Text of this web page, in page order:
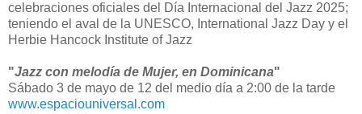
celebraciones oficiales del Día Internacional del Jazz 2025;
teniendo el aval de la UNESCO, International Jazz Day y el
Herbie Hancock Institute of Jazz
"Jazz con melodía de Mujer, en Dominicana"
Sábado 3 de mayo de 12 del medio día a 2:00 de la tarde
www.espaciouniversal.com